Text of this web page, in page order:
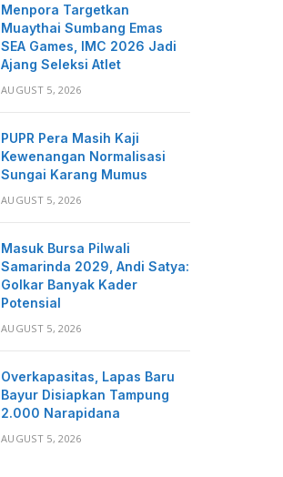
Menpora Targetkan
Muaythai Sumbang Emas
SEA Games, IMC 2026 Jadi
Ajang Seleksi Atlet
AUGUST 5, 2026
PUPR Pera Masih Kaji
Kewenangan Normalisasi
Sungai Karang Mumus
AUGUST 5, 2026
Masuk Bursa Pilwali
Samarinda 2029, Andi Satya:
Golkar Banyak Kader
Potensial
AUGUST 5, 2026
Overkapasitas, Lapas Baru
Bayur Disiapkan Tampung
2.000 Narapidana
AUGUST 5, 2026